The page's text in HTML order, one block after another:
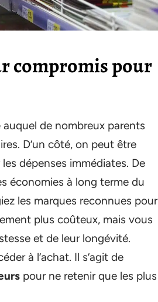
compromis pour
de nombreux parents
D’un côté, on peut être
dépenses immédiates. De
économies à long terme du
les marques reconnues pour
plus coûteux, mais vous
et de leur longévité.
à l’achat. Il s’agit de
pour ne retenir que les plus